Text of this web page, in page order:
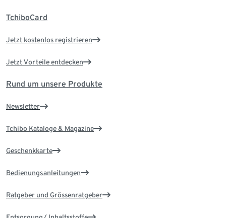
TchiboCard
Jetzt kostenlos registrieren
Jetzt Vorteile entdecken
Rund um unsere Produkte
Newsletter
Tchibo Kataloge & Magazine
Geschenkkarte
Bedienungsanleitungen
Ratgeber und Grössenratgeber